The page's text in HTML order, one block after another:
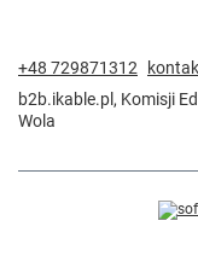
+48 729871312
b2b.ikable.pl , Komisji
Wola